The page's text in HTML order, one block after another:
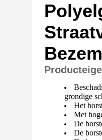
grondige
Het
Met
De
De